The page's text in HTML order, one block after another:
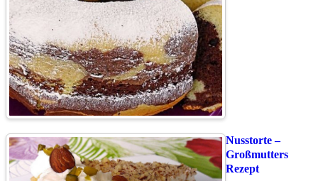
Nusstorte –
Großmutters
Rezept